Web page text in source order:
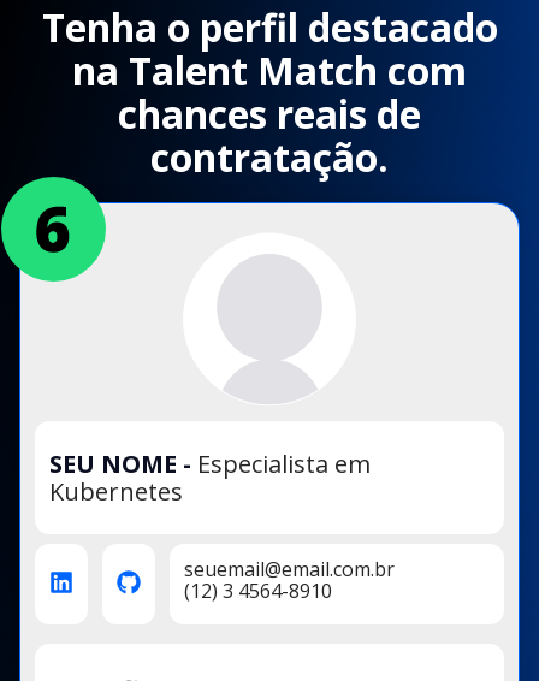
Tenha o perfil destacado
na Talent Match com
chances reais de
contratação.
SEU NOME - Especialista em
Kubernetes
seuemail@email.com.br
(12) 3 4564-8910